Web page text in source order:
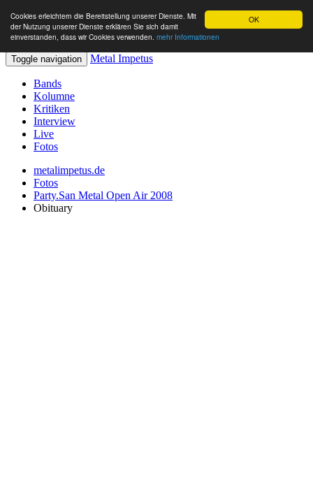
OK
Cookies erleichtern die Bereitstellung unserer Dienste. Mit
der Nutzung unserer Dienste erklären Sie sich damit
einverstanden, dass wir Cookies verwenden. mehr Informationen
Toggle navigation Metal Impetus
Bands
Kolumne
Kritiken
Interview
Live
Fotos
metalimpetus.de
Fotos
Party.San Metal Open Air 2008
Obituary